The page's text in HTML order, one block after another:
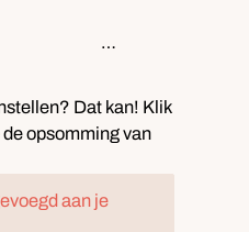
Dat kan! Klik
opsomming van
aan je